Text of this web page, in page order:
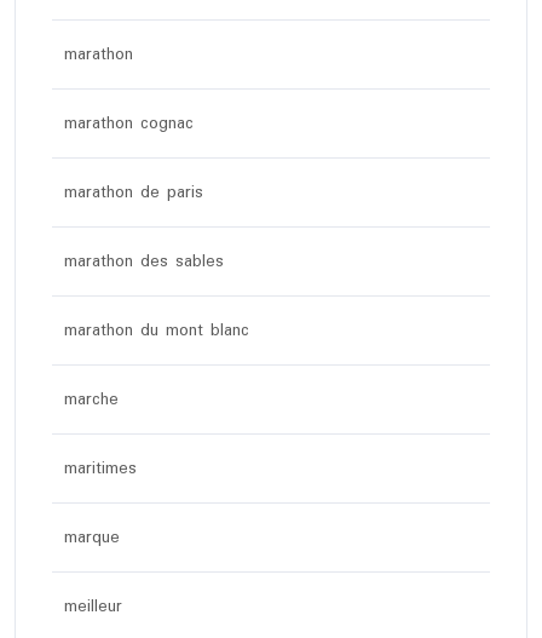
marathon
marathon cognac
marathon de paris
marathon des sables
marathon du mont blanc
marche
maritimes
marque
meilleur